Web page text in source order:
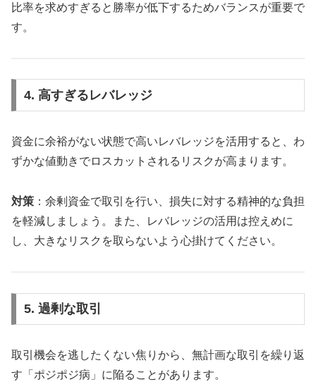
比率を求めすぎると勝率が低下するためバランスが重要で
す。
4. 高すぎるレバレッジ
資金に余裕がない状態で高いレバレッジを活用すると、わ
ずかな値動きでロスカットされるリスクが高まります。
対策 ：余剰資金で取引を行い、損失に対する精神的な負担
を軽減しましょう。また、レバレッジの活用は控えめに
し、大きなリスクを取らないよう心掛けてください。
5. 過剰な取引
取引機会を逃したくない焦りから、無計画な取引を繰り返
す「ポジポジ病」に陥ることがあります。